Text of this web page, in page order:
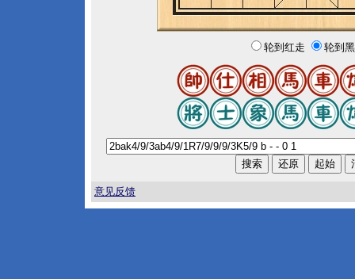
轮到红走 轮到
意见反馈